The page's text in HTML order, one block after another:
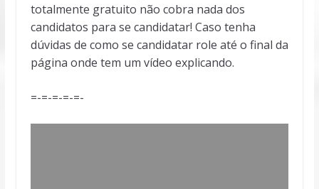
totalmente gratuito não cobra nada dos
candidatos para se candidatar! Caso tenha
dúvidas de como se candidatar role até o final da
página onde tem um vídeo explicando.
=-=-=-=-=-